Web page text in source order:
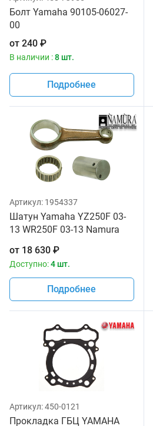
Болт Yamaha 90105-06027-
00
от 240 ₽
В наличии :8 шт.
Подробнее
Артикул: 1954337
Шатун Yamaha YZ250F 03-
13 WR250F 03-13 Namura
от 18 630 ₽
Доступно:4 шт.
Подробнее
Артикул:450-0121
Прокладка ГБЦ YAMAHA